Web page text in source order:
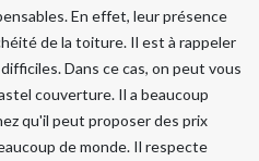
En effet, leur présence
de la toiture. Il est à rappeler
Dans ce cas, on peut vous
couverture. Il a beaucoup
qu'il peut proposer des prix
de monde. Il respecte